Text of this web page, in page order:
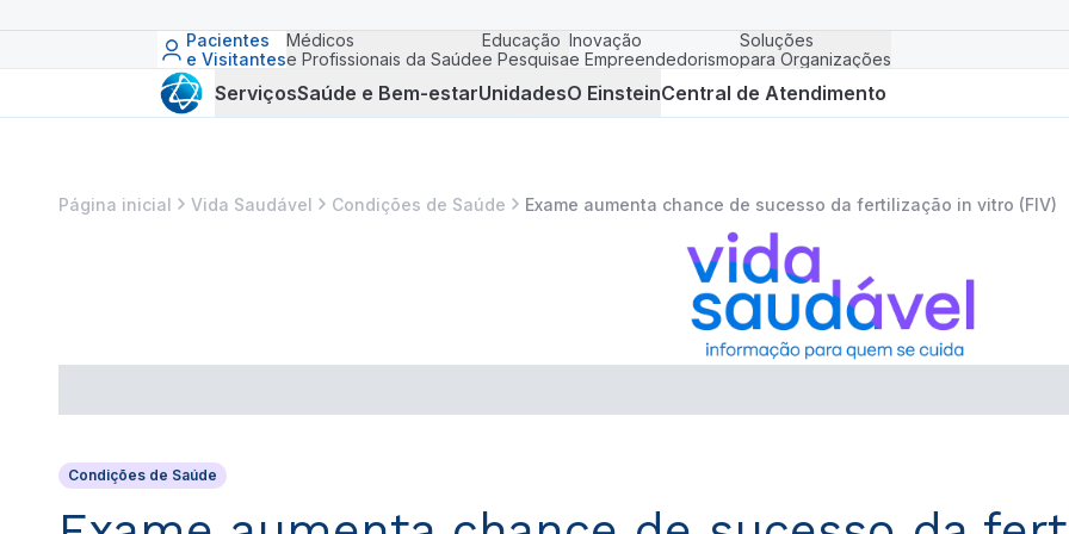
Pacientes
e Visitantes
Médicos
e Profissionais da Saúde
Educação
e Pesquisa
Inovação
e Empreendedorismo
Soluções
para Organizações
ServiçosSaúde e Bem-estarUnidadesO EinsteinCentral de Atendimento
Página inicial Vida Saudável Condições de Saúde Exame aumenta chance de sucesso da fertilização in vitro (FIV)
Condições de Saúde